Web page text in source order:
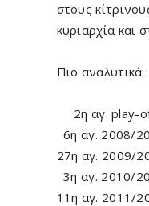
στους
κυριαρχία και
Πιο αναλυτικά :
2η αγ. play-
6η αγ. 2008/
27η αγ. 2009/
3η αγ. 2010/
11η αγ. 2011/